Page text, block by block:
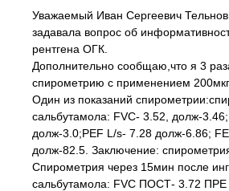
Уважаемый Иван Сергеевич
задавала вопрос об
рентгена ОГК.
Дополнительно сообщаю,что я 3
спирометрию с применением 200мкг
Один из показаний
сальбутамола: FVC- 3.52, долж-
долж-3.0;PEF L/s- 7.28 долж-6.86;
долж-82.5. Заключение:
Спирометрия через 15мин после
сальбутамола: FVC ПОСТ- 3.72